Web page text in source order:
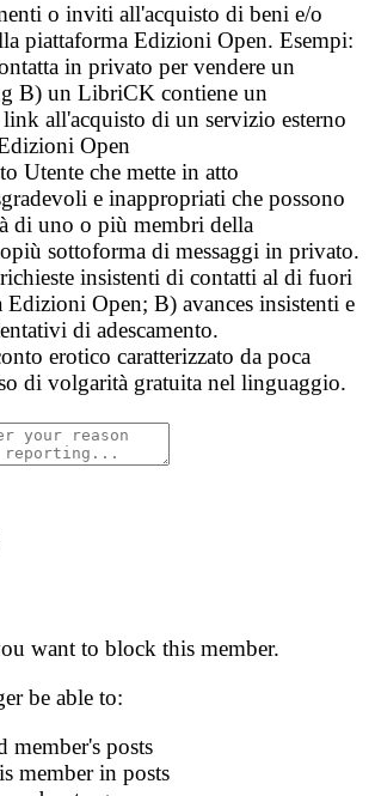
o inviti all'acquisto di beni e/o
piattaforma Edizioni Open. Esempi:
in privato per vendere un
B) un LibriCK contiene un
all'acquisto di un servizio esterno
Open
Utente che mette in atto
e inappropriati che possono
di uno o più membri della
sottoforma di messaggi in privato.
insistenti di contatti al di fuori
Edizioni Open; B) avances insistenti e
di adescamento.
erotico caratterizzato da poca
di volgarità gratuita nel linguaggio.
want to block this member.
be able to:
member's posts
member in posts